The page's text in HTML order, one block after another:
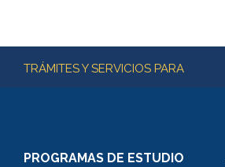
Más información
TRÁMITES Y SERVICIOS PARA
PROGRAMAS DE ESTUDIO